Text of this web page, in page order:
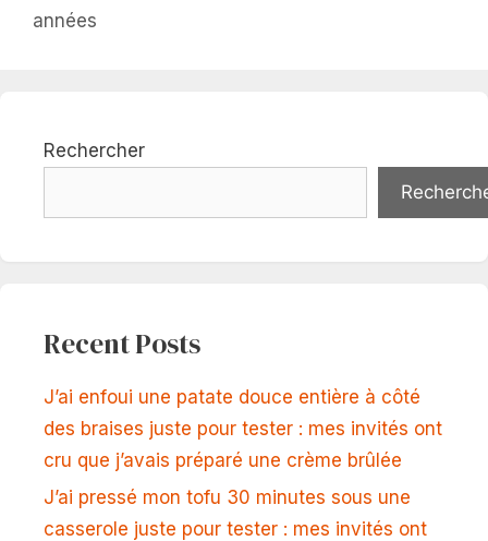
années
Rechercher
Recent Posts
J’ai enfoui une patate douce entière à côté
des braises juste pour tester : mes invités ont
cru que j’avais préparé une crème brûlée
J’ai pressé mon tofu 30 minutes sous une
casserole juste pour tester : mes invités ont